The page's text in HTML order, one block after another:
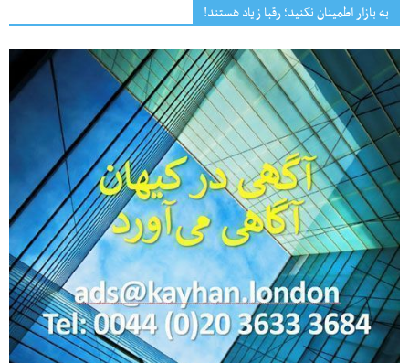
به بازار اطمینان نکنید؛ رقبا زیاد هستند!